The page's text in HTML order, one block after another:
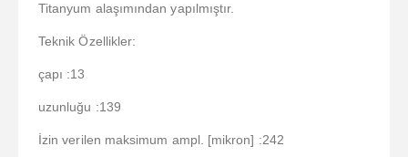
Titanyum alaşımından yapılmıştır.
Teknik Özellikler:
çapı :13
uzunluğu :139
İzin verilen maksimum ampl. [mikron] :242